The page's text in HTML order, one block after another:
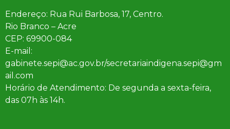
Endereço: Rua Rui Barbosa, 17, Centro.
Rio Branco – Acre
CEP: 69900-084
E-mail:
gabinete.sepi@ac.gov.br/secretariaindigena.sepi@gm
ail.com
Horário de Atendimento: De segunda a sexta-feira,
das 07h às 14h.